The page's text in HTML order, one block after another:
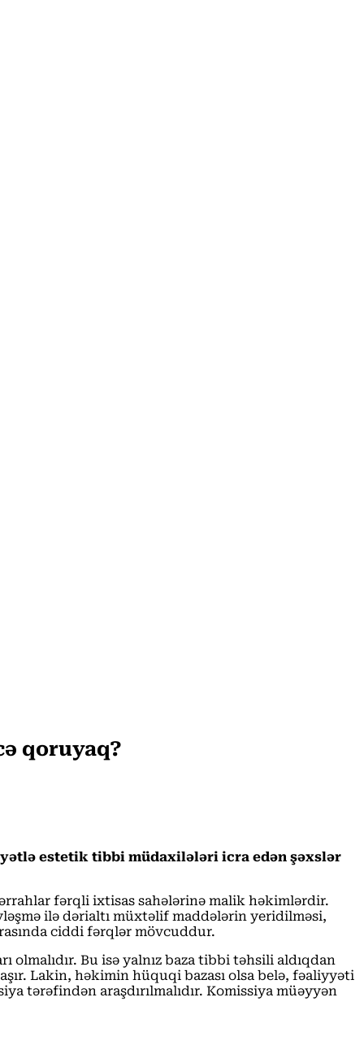
qoruyaq?
estetik tibbi müdaxilələri icra edən şəxslər
fərqli ixtisas sahələrinə malik həkimlərdir.
ilə dərialtı müxtəlif maddələrin yeridilməsi,
ciddi fərqlər mövcuddur.
Bu isə yalnız baza tibbi təhsili aldıqdan
Lakin, həkimin hüquqi bazası olsa belə, fəaliyyəti
tərəfindən araşdırılmalıdır. Komissiya müəyyən